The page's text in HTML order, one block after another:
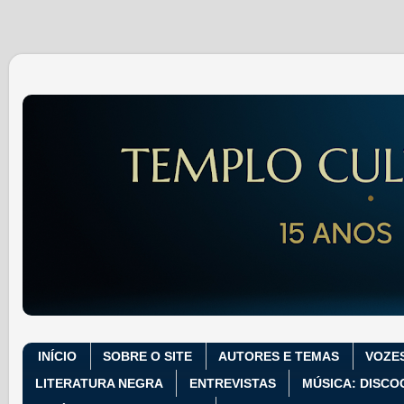
INÍCIO SOBRE O SITE AUTORES E TEMAS
LITERATURA NEGRA
ENTREVISTAS
MÚSICA: